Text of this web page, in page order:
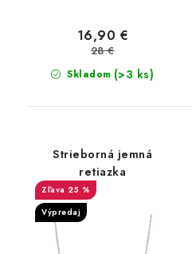
Skladom (>3 ks)
16,90 €
28 €
Strieborná jemná
retiazka
25 %
Výpredaj